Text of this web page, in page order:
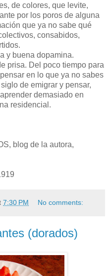
de colores, que levite,
por los poros de alguna
que ya no sabe qué
consabidos,
y buena dopamina.
prisa. Del poco tiempo para
en lo que ya no sabes
de emigrar y pensar,
demasiado en
residencial.
blog de la autora,
7:30 PM No comments:
(dorados)